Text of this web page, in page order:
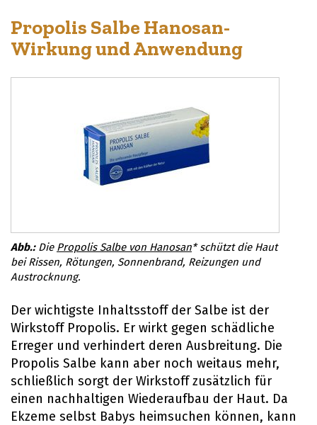
Propolis Salbe Hanosan-
Wirkung und Anwendung
Die Propolis Salbe von Hanosan* schützt die Haut
bei Rissen, Rötungen, Sonnenbrand, Reizungen und
Austrocknung.
Der wichtigste Inhaltsstoff der Salbe ist der
Wirkstoff Propolis. Er wirkt gegen schädliche
Erreger und verhindert deren Ausbreitung. Die
Propolis Salbe kann aber noch weitaus mehr,
schließlich sorgt der Wirkstoff zusätzlich für
einen nachhaltigen Wiederaufbau der Haut. Da
Ekzeme selbst Babys heimsuchen können, kann